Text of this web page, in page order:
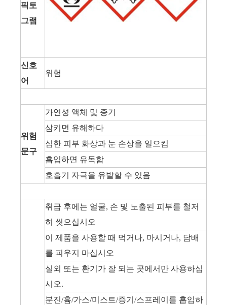
픽토
그램
신호
어
위험
위험
문구
가연성 액체 및 증기
삼키면 유해하다
심한 피부 화상과 눈 손상을 일으킴
흡입하면 유독함
호흡기 자극을 유발할 수 있음
취급 후에는 얼굴, 손 및 노출된 피부를 철저
히 씻으십시오
이 제품을 사용할 때 먹거나, 마시거나, 담배
를 피우지 마십시오
실외 또는 환기가 잘 되는 곳에서만 사용하십
시오.
분진/흄/가스/미스트/증기/스프레이를 흡입하